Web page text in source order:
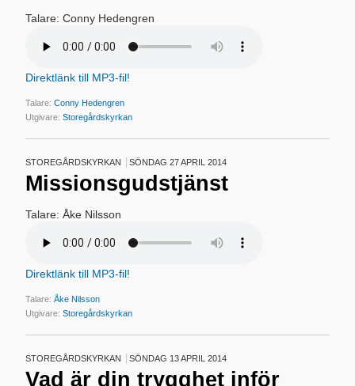
Talare: Conny Hedengren
Direktlänk till MP3-fil!
Talare:Conny Hedengren
Utgivare:Storegårdskyrkan
STOREGÅRDSKYRKAN SÖNDAG 27 APRIL 2014
Missionsgudstjänst
Talare: Åke Nilsson
Direktlänk till MP3-fil!
Talare:Åke Nilsson
Utgivare:Storegårdskyrkan
STOREGÅRDSKYRKAN SÖNDAG 13 APRIL 2014
Vad är din trygghet inför